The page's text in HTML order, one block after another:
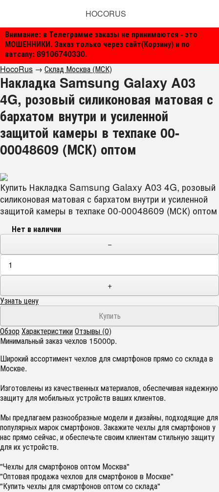
Внимание: в Телеграмме заказы не принимаются - это
МОШЕННИКИ. Заказ только через сайт(Корзину) и по
ватсапу: 89106740330.
HOCORUS
HocoRus → Склад Москва (МСК)
Накладка Samsung Galaxy A03
4G, розовый силиконовая матовая с
бархатом внутри и усиленной
защитой камеры в техпаке 00-
00048609 (МСК) оптом
Купить Накладка Samsung Galaxy A03 4G, розовый
силиконовая матовая с бархатом внутри и усиленной
защитой камеры в техпаке 00-00048609 (МСК) оптом
Нет в наличии
−
+
Узнать цену
ОбзорХарактеристикиОтзывы (0)
Минимальный заказ чехлов 15000р.
Широкий ассортимент чехлов для смартфонов прямо со склада в
Москве.
Изготовлены из качественных материалов, обеспечивая надежную
защиту для мобильных устройств ваших клиентов.
Мы предлагаем разнообразные модели и дизайны, подходящие для
популярных марок смартфонов. Закажите чехлы для смартфонов у
нас прямо сейчас, и обеспечьте своим клиентам стильную защиту
для их устройств.
"Чехлы для смартфонов оптом Москва"
"Оптовая продажа чехлов для смартфонов в Москве"
"Купить чехлы для смартфонов оптом со склада"